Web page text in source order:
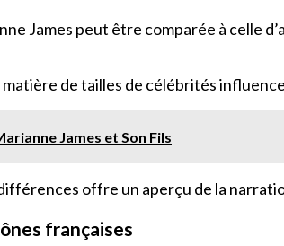
James peut être comparée à celle
matière de tailles de célébrités
James et Son Fils
offre un aperçu de la
françaises